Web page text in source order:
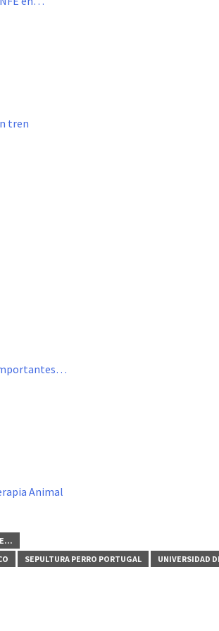
tren
Animal
SEPULTURA PERRO PORTUGAL
UNIVERSIDAD